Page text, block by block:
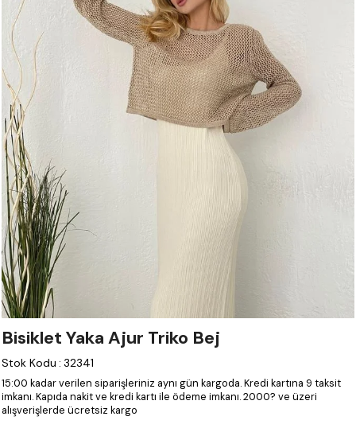
Bisiklet Yaka Ajur Triko Bej
Stok Kodu : 32341
15:00 kadar verilen siparişleriniz aynı gün kargoda.Kredi kartına 9 taksit
imkanı.Kapıda nakit ve kredi kartı ile ödeme imkanı.2000? ve üzeri
alışverişlerde ücretsiz kargo